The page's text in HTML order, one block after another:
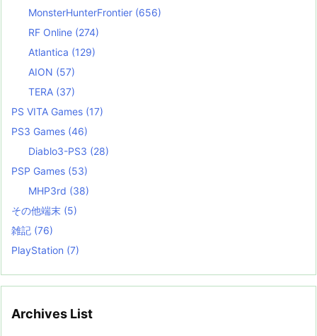
MonsterHunterFrontier (656)
RF Online (274)
Atlantica (129)
AION (57)
TERA (37)
PS VITA Games (17)
PS3 Games (46)
Diablo3-PS3 (28)
PSP Games (53)
MHP3rd (38)
その他端末 (5)
雑記 (76)
PlayStation (7)
Archives List